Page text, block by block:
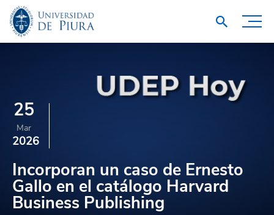
25
Mar
2026
Incorporan un caso de Ernesto
Gallo en el catálogo Harvard
Business Publishing